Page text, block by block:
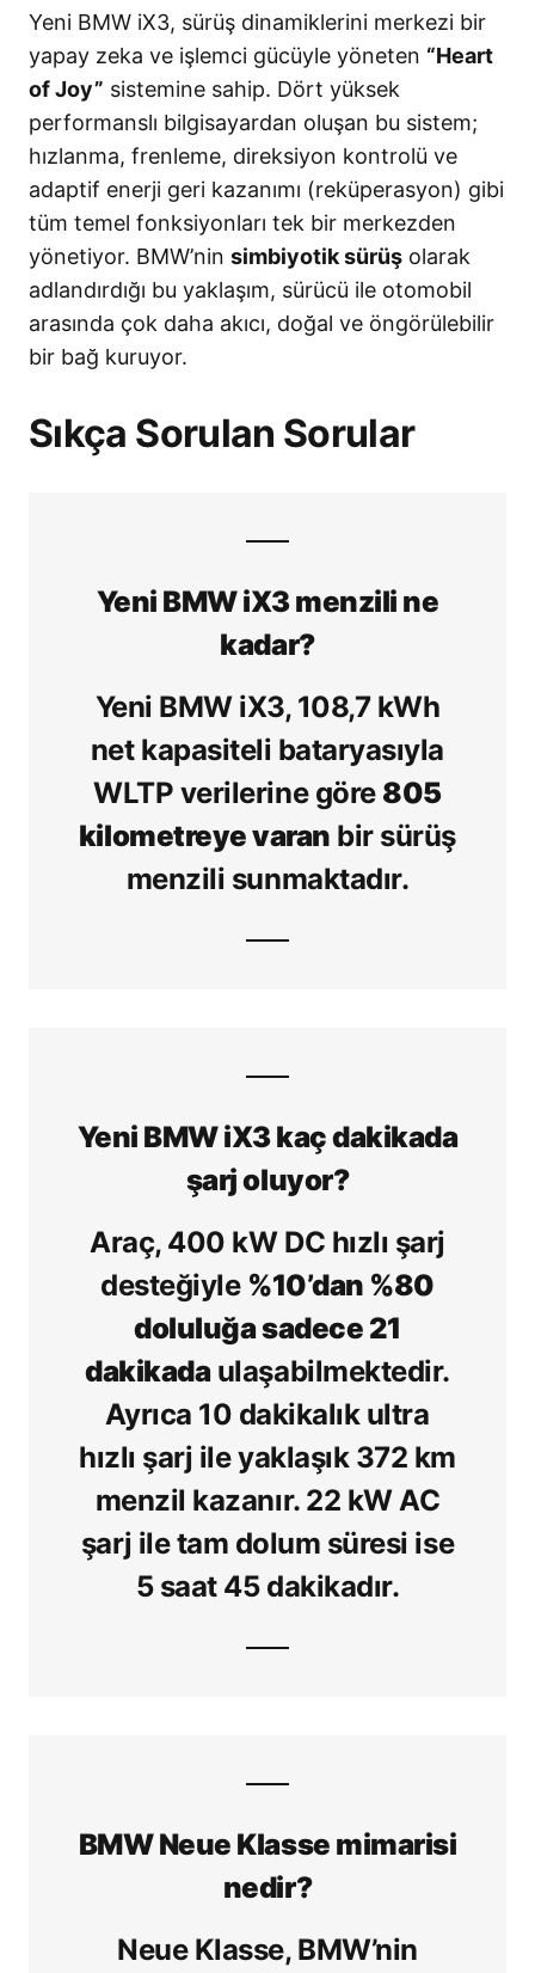
Yeni BMW iX3, sürüş dinamiklerini merkezi bir
yapay zeka ve işlemci gücüyle yöneten “Heart
of Joy” sistemine sahip. Dört yüksek
performanslı bilgisayardan oluşan bu sistem;
hızlanma, frenleme, direksiyon kontrolü ve
adaptif enerji geri kazanımı (reküperasyon) gibi
tüm temel fonksiyonları tek bir merkezden
yönetiyor. BMW’nin simbiyotik sürüş olarak
adlandırdığı bu yaklaşım, sürücü ile otomobil
arasında çok daha akıcı, doğal ve öngörülebilir
bir bağ kuruyor.
Sıkça Sorulan Sorular
Yeni BMW iX3 menzili ne
kadar?
Yeni BMW iX3, 108,7 kWh
net kapasiteli bataryasıyla
WLTP verilerine göre 805
kilometreye varan bir sürüş
menzili sunmaktadır.
Yeni BMW iX3 kaç dakikada
şarj oluyor?
Araç, 400 kW DC hızlı şarj
desteğiyle %10’dan %80
doluluğa sadece 21
dakikadaulaşabilmektedir.
Ayrıca 10 dakikalık ultra
hızlı şarj ile yaklaşık 372 km
menzil kazanır. 22 kW AC
şarj ile tam dolum süresi ise
5 saat 45 dakikadır.
BMW Neue Klasse mimarisi
nedir?
Neue Klasse, BMW’nin